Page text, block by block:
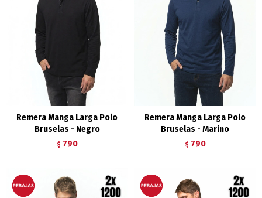
Remera Manga Larga Polo
Bruselas - Negro
$ 790
Remera Manga Larga Polo
Bruselas - Marino
$ 790